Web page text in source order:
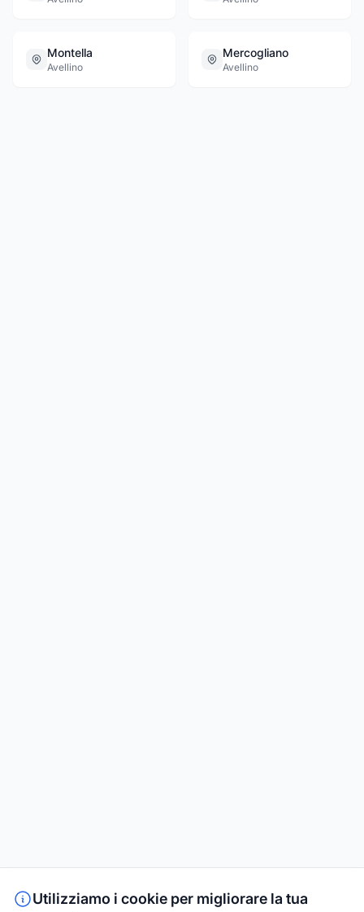
Montella
Avellino
Mercogliano
Avellino
Utilizziamo i cookie per migliorare la tua